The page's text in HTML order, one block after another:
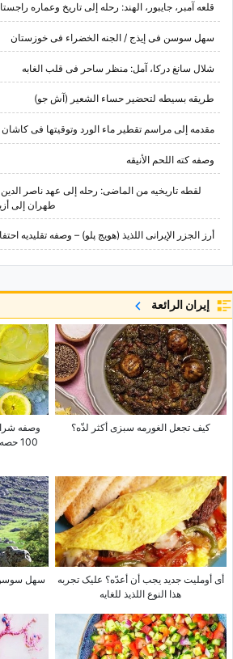
قلعه آمبر، جایبور، الهند: رحله إلى تاریخ وعماره
سهل سوسن فی إیذج / الجنه الخضراء فی خوزستان
شلال سانغ درکا، آمل: منظر ساحر فی قلب الغابه
طریقه بسیطه لتحضیر حساء الشعیر (آش جو)
مقدمه إلى مراسم تقطیر ماء الورد وتوقیتها فی کاشان
وصفه کته اللحم الأنیقه
لقطه تاریخیه من الماضی: رحله إلى عهد ناصر
طهران إلى
أرز الجزر الإیرانی اللذیذ (هویج پلو) – وصفه تقلیدیه
إيران الرائعة
کیف تجعل الغورمه سبزی أکثر لذّه؟
100
أی أوملیت جدید یجب أن أعدّه؟ علیک تجربه
هذا النوع اللذیذ للغایه
سهل سوسن